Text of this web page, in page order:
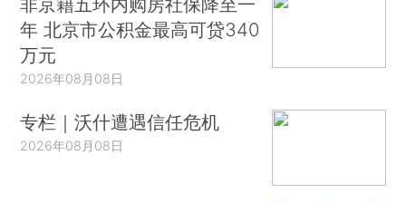
年 北京市公积金最高可贷340
万元
2026年08月08日
专栏｜沃什遭遇信任危机
2026年08月08日